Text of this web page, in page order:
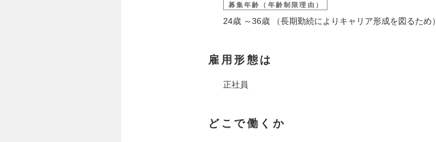
募集年齢（年齢制限理由）
24歳 ～36歳 （長期勤続によりキャリア形成を図るため）
雇用形態は
正社員
どこで働くか